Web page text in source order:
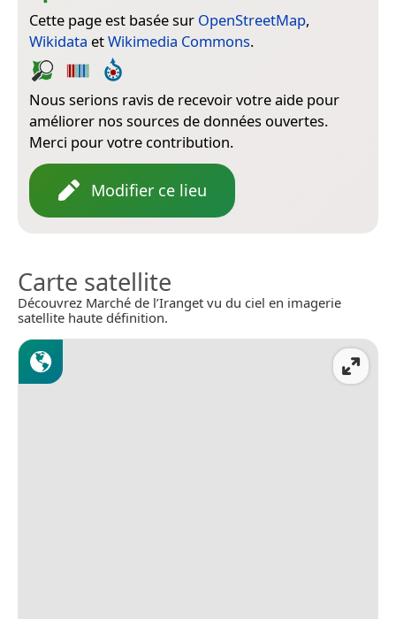
Cette page est basée sur OpenStreetMap,
Wikidata etWikimedia Commons.
Nous serions ravis de recevoir votre aide pour
améliorer nos sources de données ouvertes.
Merci pour votre contribution.
Modifier ce lieu
Carte satellite
Découvrez Marché de l’Iranget vu du ciel en imagerie
satellite haute définition.